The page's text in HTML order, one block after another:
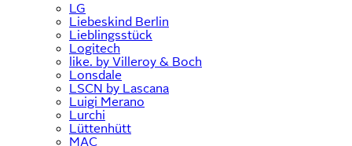
LG
Liebeskind Berlin
Lieblingsstück
Logitech
like. by Villeroy & Boch
Lonsdale
LSCN by Lascana
Luigi Merano
Lurchi
Lüttenhütt
MAC